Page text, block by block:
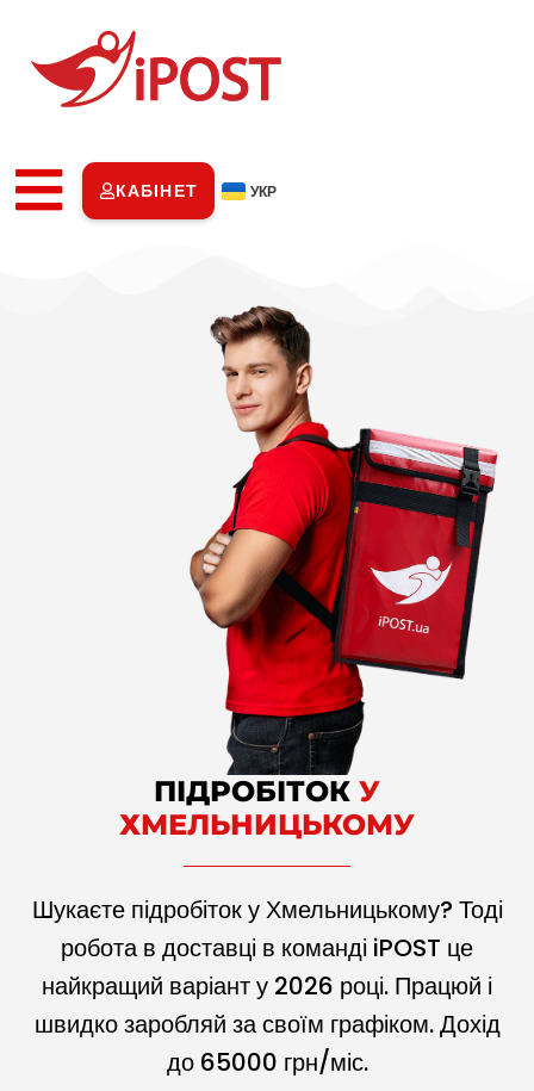
КАБІНЕТ УКР
ПІДРОБІТОК У
ХМЕЛЬНИЦЬКОМУ
Шукаєте підробіток у Хмельницькому? Тоді
робота в доставці в команді iPOST це
найкращий варіант у 2026 році. Працюй і
швидко заробляй за своїм графіком. Дохід
до 65000 грн/міс.